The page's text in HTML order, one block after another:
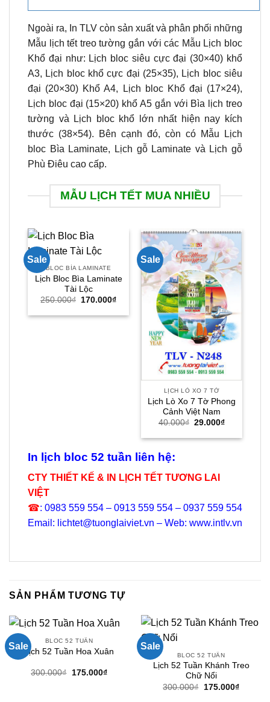
Ngoài ra, In TLV còn sản xuất và phân phối những
Mẫu lịch tết treo tường gắn với các Mẫu Lịch bloc
Khổ đại như: Lịch bloc siêu cực đại (30×40) khổ
A3, Lịch bloc khổ cực đại (25×35), Lịch bloc siêu
đại (20×30) Khổ A4, Lịch bloc Khổ đại (17×24),
Lịch bloc đại (15×20) khổ A5 gắn với Bìa lịch treo
tường và Lịch bloc khổ lớn nhất hiện nay kích
thước (38×54). Bên cạnh đó, còn có Mẫu Lịch
bloc Bìa Laminate, Lịch gỗ Laminate và Lịch gỗ
Phù Điêu cao cấp.
MẪU LỊCH TẾT MUA NHIỀU
Sale
BLOC BÌA LAMINATE
Lịch Bloc Bìa Laminate
Tài Lộc
250.000₫
Giá
là:
170.000₫Giá
tại
170.000₫.
Sale
LỊCH LÒ XO 7 TỜ
Lịch Lò Xo 7 Tờ Phong
Cảnh Việt Nam
40.000₫ Giá
là:
29.000₫Giá
tại
In lịch bloc 52 tuần liên hệ:
CTY THIẾT KẾ & IN LỊCH TẾT TƯƠNG LAI
VIỆT
☎: 0983 559 554 – 0913 559 554 – 0937 559 554
Email: lichtet@tuonglaiviet.vn – Web: www.intlv.vn
SẢN PHẨM TƯƠNG TỰ
Sale
BLOC 52 TUẦN
Lịch 52 Tuần Hoa Xuân
300.000₫
Giá
175.000₫Giá
Sale
BLOC 52 TUẦN
Lịch 52 Tuần Khánh Treo
Chữ Nổi
300.000₫
Giá
175.000₫Giá